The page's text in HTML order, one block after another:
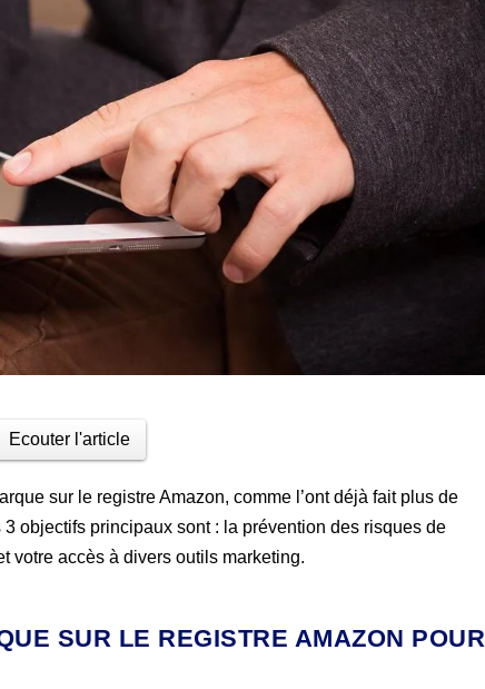
Ecouter l'article
sur le registre Amazon, comme l’ont déjà fait plus de
objectifs principaux sont : la prévention des risques de
votre accès à divers outils marketing.
SUR LE REGISTRE AMAZON POUR